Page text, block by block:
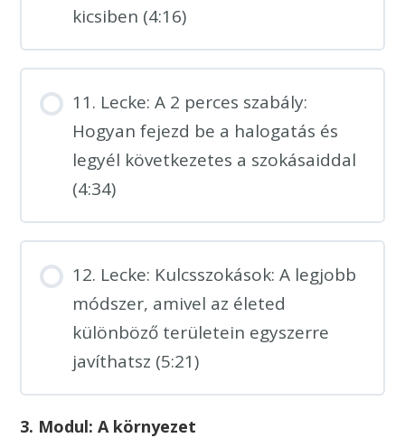
kicsiben (4:16)
11. Lecke: A 2 perces szabály:
Hogyan fejezd be a halogatás és
legyél következetes a szokásaiddal
(4:34)
12. Lecke: Kulcsszokások: A legjobb
módszer, amivel az életed
különböző területein egyszerre
javíthatsz (5:21)
3. Modul: A környezet